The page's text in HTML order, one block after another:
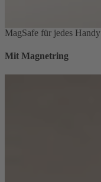
MagSafe für jedes Handy
Mit Magnetring